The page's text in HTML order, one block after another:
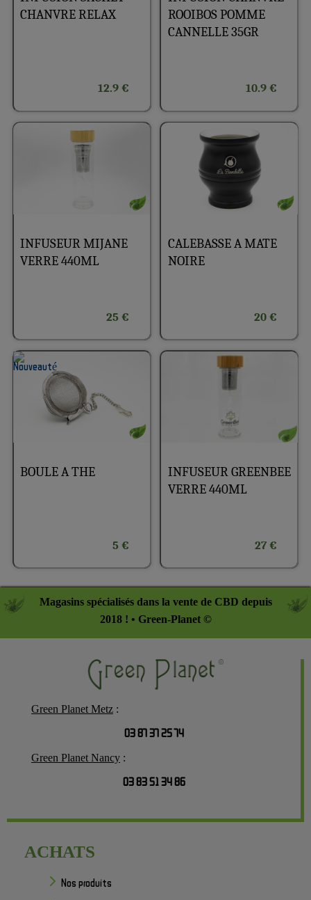
CHANVRE RELAX
12.9 €
ROOIBOS POMME
CANNELLE 35GR
10.9 €
INFUSEUR MIJANE
VERRE 440ML
25 €
CALEBASSE A MATE
NOIRE
20 €
BOULE A THE
5 €
INFUSEUR GREENBEE
VERRE 440ML
27 €
Magasins spécialisés dans la vente de CBD depuis
2018 ! • Green-Planet ©
Green Planet Metz :
03 87 37 25 74
Green Planet Nancy :
03 83 51 34 86
ACHATS
Nos produits